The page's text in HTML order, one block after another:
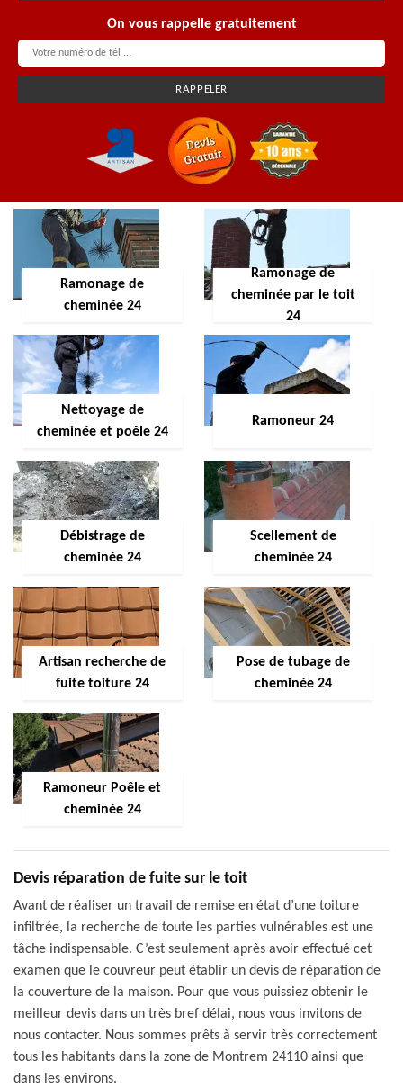
On vous rappelle gratuitement
Ramonage de
cheminée 24
Ramonage de
cheminée par le toit
24
Nettoyage de
cheminée et poêle 24
Ramoneur 24
Débistrage de
cheminée 24
Scellement de
cheminée 24
Artisan recherche de
fuite toiture 24
Pose de tubage de
cheminée 24
Ramoneur Poêle et
cheminée 24
Devis réparation de fuite sur le toit
Avant de réaliser un travail de remise en état d’une toiture
infiltrée, la recherche de toute les parties vulnérables est une
tâche indispensable. C’est seulement après avoir effectué cet
examen que le couvreur peut établir un devis de réparation de
la couverture de la maison. Pour que vous puissiez obtenir le
meilleur devis dans un très bref délai, nous vous invitons de
nous contacter. Nous sommes prêts à servir très correctement
tous les habitants dans la zone de Montrem 24110 ainsi que
dans les environs.